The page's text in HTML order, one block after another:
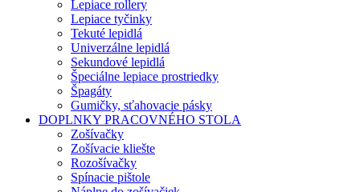
Lepiace rollery
Lepiace tyčinky
Tekuté lepidlá
Univerzálne lepidlá
Sekundové lepidlá
Špeciálne lepiace prostriedky
Špagáty
Gumičky, sťahovacie pásky
DOPLNKY PRACOVNÉHO STOLA
Zošívačky
Zošívacie kliešte
Rozošívačky
Spínacie pištole